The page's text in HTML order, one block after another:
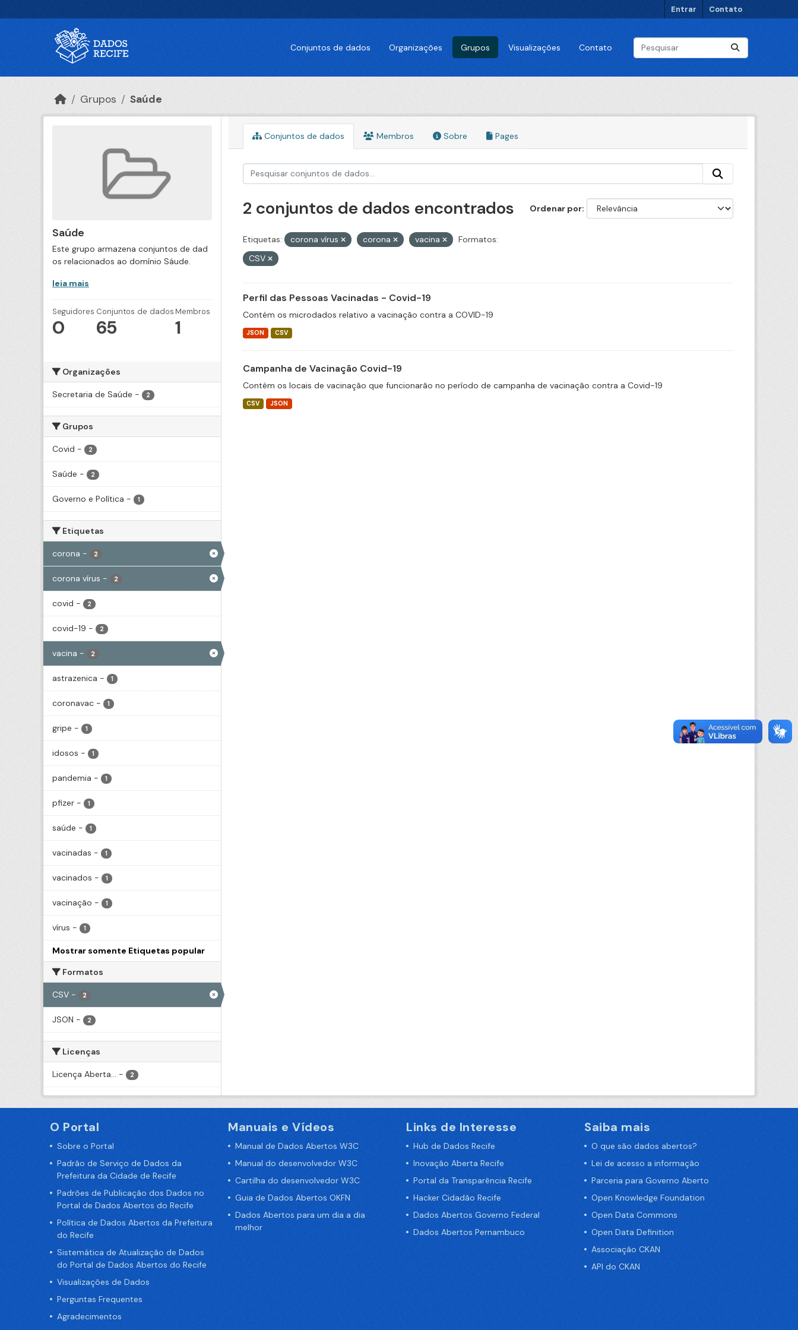
Entrar Contato
Conjuntos de dados Organizações Grupos Visualizações Contato
Grupos Saúde
Saúde
Este grupo armazena conjuntos de dad
os relacionados ao domínio Sáude.
leia mais
Seguidores
0
Conjuntos de dados
65
Membros
1
Organizações
Secretaria de Saúde - 2
Grupos
Covid - 2
Saúde - 2
Governo e Política - 1
Etiquetas
corona - 2
corona vírus - 2
covid - 2
covid-19 - 2
vacina - 2
astrazenica - 1
coronavac - 1
gripe - 1
idosos - 1
pandemia - 1
pfizer - 1
saúde - 1
vacinadas - 1
vacinados - 1
vacinação - 1
vírus - 1
Mostrar somente Etiquetas popular
Formatos
CSV - 2
JSON - 2
Licenças
Licença Aberta... - 2
Conjuntos de dados Membros Sobre Pages
Ordenar por
2 conjuntos de dados encontrados
Etiquetas: corona vírus corona vacina
Formatos:
CSV
Perfil das Pessoas Vacinadas - Covid-19
Contém os microdados relativo a vacinação contra a COVID-19
JSON CSV
Campanha de Vacinação Covid-19
Contém os locais de vacinação que funcionarão no período de campanha de vacinação contra a Covid-19
CSV JSON
O Portal
Sobre o Portal
Padrão de Serviço de Dados da
Prefeitura da Cidade de Recife
Padrões de Publicação dos Dados no
Portal de Dados Abertos do Recife
Política de Dados Abertos da Prefeitura
do Recife
Sistemática de Atualização de Dados
do Portal de Dados Abertos do Recife
Visualizações de Dados
Perguntas Frequentes
Agradecimentos
Manuais e Vídeos
Manual de Dados Abertos W3C
Manual do desenvolvedor W3C
Cartilha do desenvolvedor W3C
Guia de Dados Abertos OKFN
Dados Abertos para um dia a dia
melhor
Links de Interesse
Hub de Dados Recife
Inovação Aberta Recife
Portal da Transparência Recife
Hacker Cidadão Recife
Dados Abertos Governo Federal
Dados Abertos Pernambuco
Saiba mais
O que são dados abertos?
Lei de acesso a informação
Parceria para Governo Aberto
Open Knowledge Foundation
Open Data Commons
Open Data Definition
Associação CKAN
API do CKAN